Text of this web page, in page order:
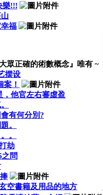
樂!!!
福
大眾正確的術數概念』唯有 ~
摆设
！
他官左右審虛盈
有何分別?
。
。
劫
之問
空書籍及用品的地方